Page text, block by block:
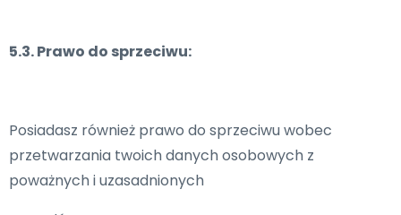
5.3. Prawo do sprzeciwu:
Posiadasz również prawo do sprzeciwu wobec
przetwarzania twoich danych osobowych z
poważnych i uzasadnionych